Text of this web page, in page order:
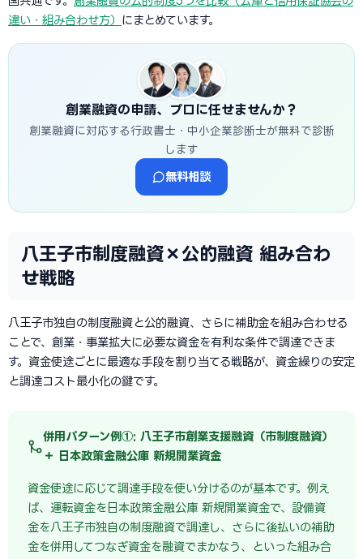
違い・組み合わせ方） にまとめています。
創業融資の申請、プロに任せませんか？
創業融資に対応する行政書士・中小企業診断士が無料で診断
します
無料相談
八王子市制度融資×公的融資 組み合わ
せ戦略
八王子市独自の制度融資と公的融資、さらに補助金を組み合わせる
ことで、創業・事業拡大に必要な資金を有利な条件で調達できま
す。資金使途ごとに最適な手段を割り当てる戦略が、資金繰りの安定
と調達コスト最小化の鍵です。
併用パターン例①: 八王子市創業支援融資（市制度融資）
＋ 日本政策金融公庫 新規開業資金
資金使途に応じて調達手段を使い分けるのが基本です。例え
ば、運転資金を日本政策金融公庫 新規開業資金で、設備資
金を八王子市独自の制度融資で調達し、さらに後払いの補助
金を併用してつなぎ資金を融資でまかなう、といった組み合